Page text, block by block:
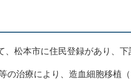
、松本市に住民登録があり、
の治療により、造血細胞移植